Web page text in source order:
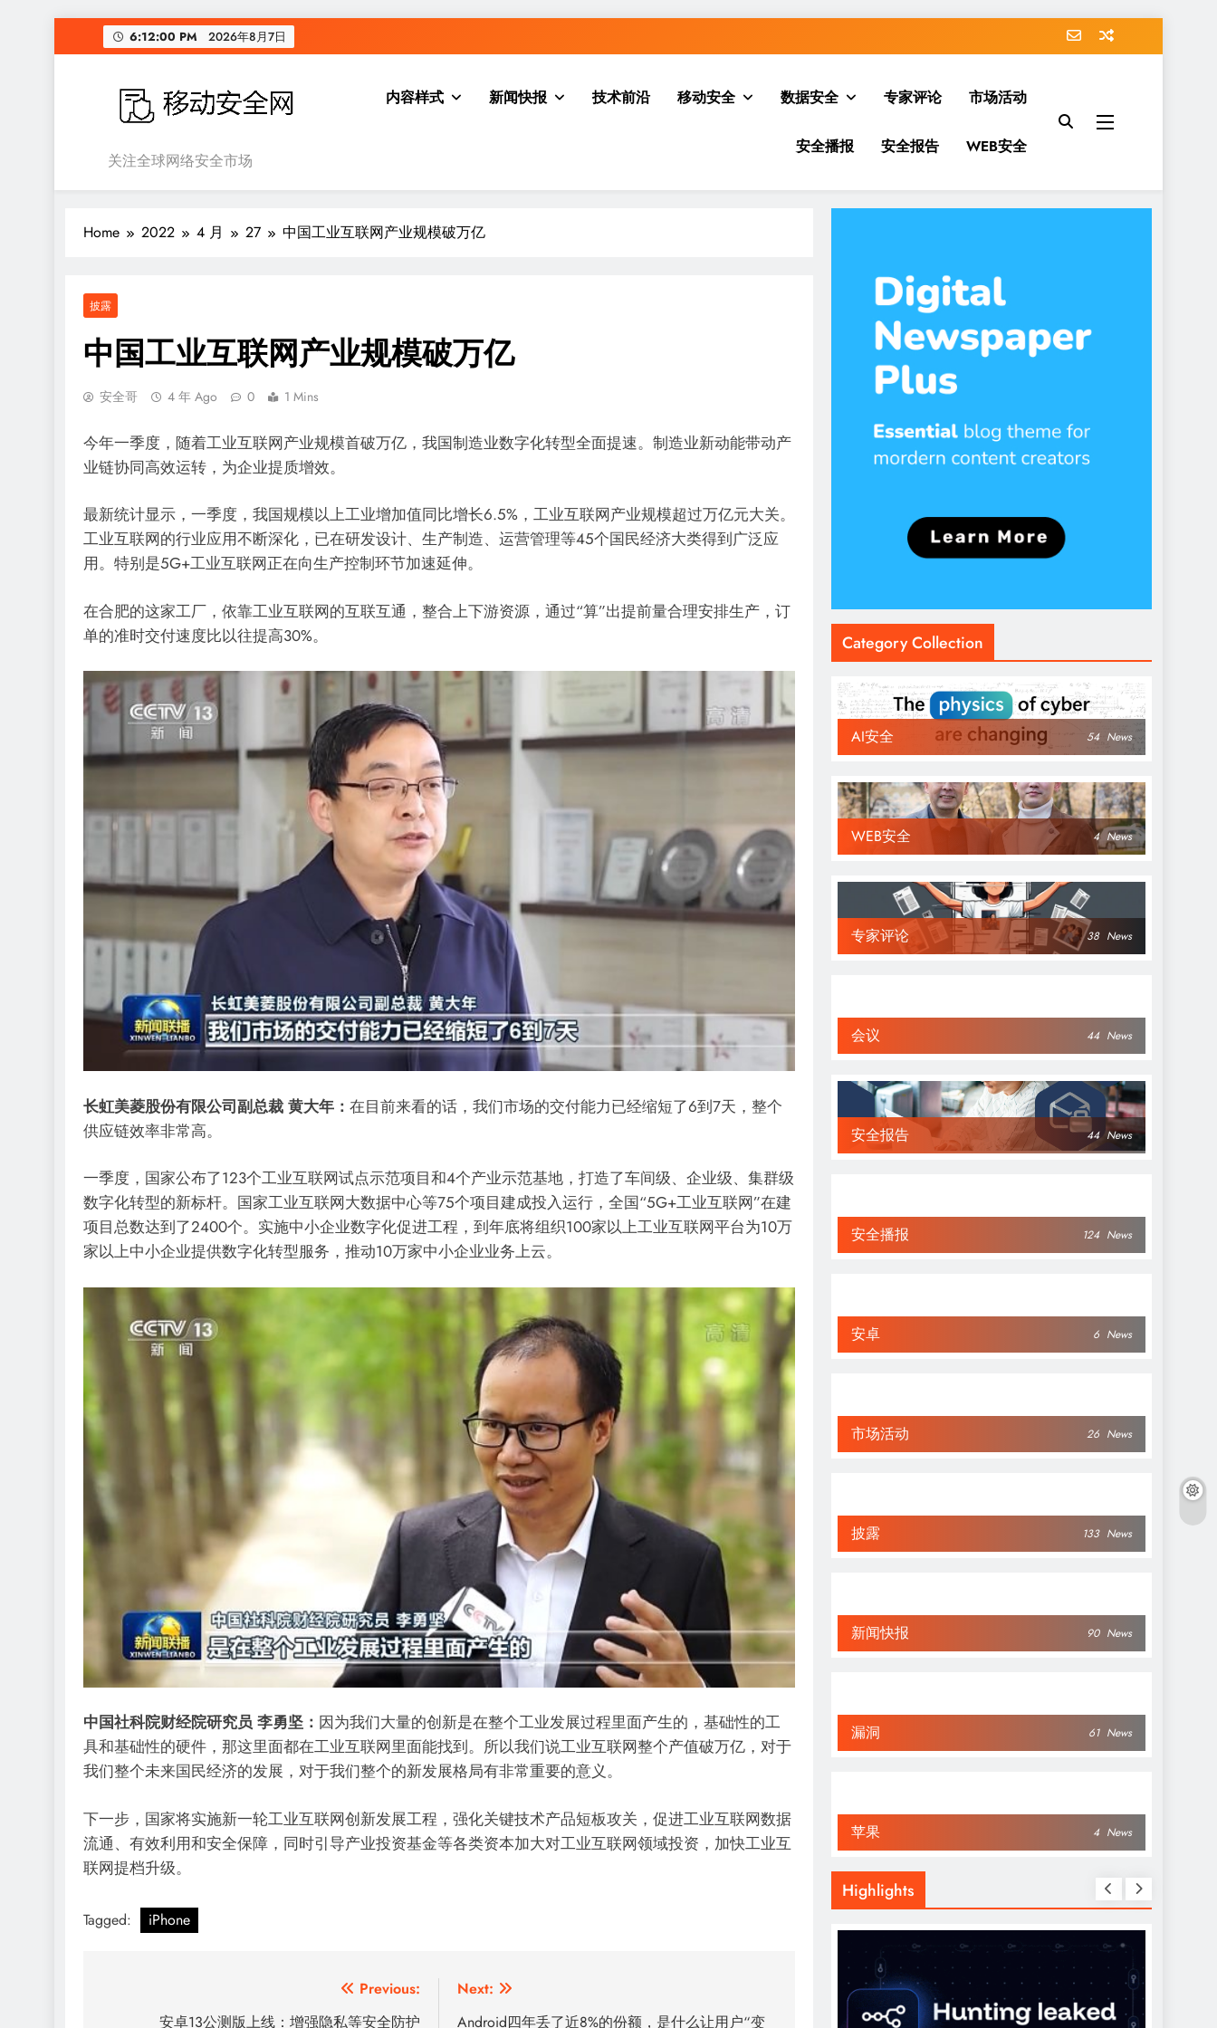
to
6:12:01 PM 2026年8月7日
移动安全网
关注全球网络安全市场
内容样式 新闻快报 技术前沿 移动安全 数据安全 专家评论 市场活动
安全播报 安全报告 WEB安全
Home 2022 4 月 27 中国工业互联网产业规模破万亿
披露
中国工业互联网产业规模破万亿
安全哥 4 年 Ago 0 1 Mins
今年一季度，随着工业互联网产业规模首破万亿，我国制造业数字化转型全面提速。制造业新动能带动产
业链协同高效运转，为企业提质增效。
最新统计显示，一季度，我国规模以上工业增加值同比增长6.5%，工业互联网产业规模超过万亿元大关。
工业互联网的行业应用不断深化，已在研发设计、生产制造、运营管理等45个国民经济大类得到广泛应
用。特别是5G+工业互联网正在向生产控制环节加速延伸。
在合肥的这家工厂，依靠工业互联网的互联互通，整合上下游资源，通过“算”出提前量合理安排生产，订
单的准时交付速度比以往提高30%。
长虹美菱股份有限公司副总裁 黄大年： 在目前来看的话，我们市场的交付能力已经缩短了6到7天，整个
供应链效率非常高。
一季度，国家公布了123个工业互联网试点示范项目和4个产业示范基地，打造了车间级、企业级、集群级
数字化转型的新标杆。国家工业互联网大数据中心等75个项目建成投入运行，全国“5G+工业互联网”在建
项目总数达到了2400个。实施中小企业数字化促进工程，到年底将组织100家以上工业互联网平台为10万
家以上中小企业提供数字化转型服务，推动10万家中小企业业务上云。
中国社科院财经院研究员 李勇坚： 因为我们大量的创新是在整个工业发展过程里面产生的，基础性的工
具和基础性的硬件，那这里面都在工业互联网里面能找到。所以我们说工业互联网整个产值破万亿，对于
我们整个未来国民经济的发展，对于我们整个的新发展格局有非常重要的意义。
下一步，国家将实施新一轮工业互联网创新发展工程，强化关键技术产品短板攻关，促进工业互联网数据
流通、有效利用和安全保障，同时引导产业投资基金等各类资本加大对工业互联网领域投资，加快工业互
联网提档升级。
Tagged: iPhone
Previous:
安卓13公测版上线：增强隐私等安全防护
Next:
Android四年丢了近8%的份额，是什么让用户“变
Category Collection
AI安全 54 News
WEB安全 4 News
专家评论 38 News
会议 44 News
安全报告 44 News
安全播报 124 News
安卓 6 News
市场活动 26 News
披露 133 News
新闻快报 90 News
漏洞 61 News
苹果 4 News
Highlights